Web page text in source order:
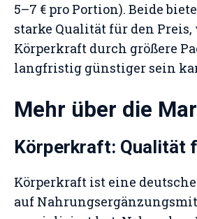
5–7 € pro Portion). Beide
starke Qualität für den Preis,
Körperkraft durch größere
langfristig günstiger sein
Mehr über die
Körperkraft: Qualität
Körperkraft ist eine
auf